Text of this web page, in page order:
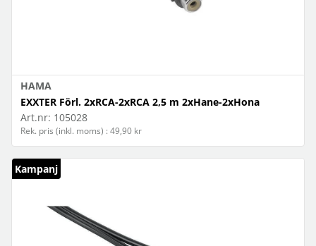
HAMA
EXXTER Förl. 2xRCA-2xRCA 2,5 m 2xHane-2xHona
Art.nr: 105028
Rek. pris (inkl. moms) : 49,90 kr
Kampanj